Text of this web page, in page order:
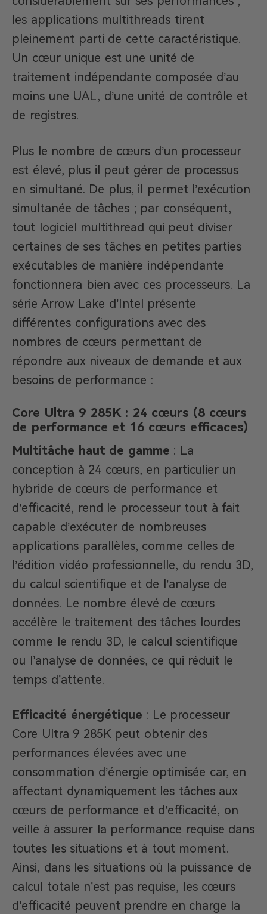
les applications multithreads tirent
pleinement parti de cette caractéristique.
Un cœur unique est une unité de
traitement indépendante composée d’au
moins une UAL, d’une unité de contrôle et
de registres.
Plus le nombre de cœurs d’un processeur
est élevé, plus il peut gérer de processus
en simultané. De plus, il permet l’exécution
simultanée de tâches ; par conséquent,
tout logiciel multithread qui peut diviser
certaines de ses tâches en petites parties
exécutables de manière indépendante
fonctionnera bien avec ces processeurs. La
série Arrow Lake d’Intel présente
différentes configurations avec des
nombres de cœurs permettant de
répondre aux niveaux de demande et aux
besoins de performance :
Core Ultra 9 285K : 24 cœurs (8 cœurs
de performance et 16 cœurs efficaces)
Multitâche haut de gamme : La
conception à 24 cœurs, en particulier un
hybride de cœurs de performance et
d’efficacité, rend le processeur tout à fait
capable d’exécuter de nombreuses
applications parallèles, comme celles de
l’édition vidéo professionnelle, du rendu 3D,
du calcul scientifique et de l’analyse de
données. Le nombre élevé de cœurs
accélère le traitement des tâches lourdes
comme le rendu 3D, le calcul scientifique
ou l’analyse de données, ce qui réduit le
temps d’attente.
Efficacité énergétique : Le processeur
Core Ultra 9 285K peut obtenir des
performances élevées avec une
consommation d’énergie optimisée car, en
affectant dynamiquement les tâches aux
cœurs de performance et d’efficacité, on
veille à assurer la performance requise dans
toutes les situations et à tout moment.
Ainsi, dans les situations où la puissance de
calcul totale n’est pas requise, les cœurs
d’efficacité peuvent prendre en charge la